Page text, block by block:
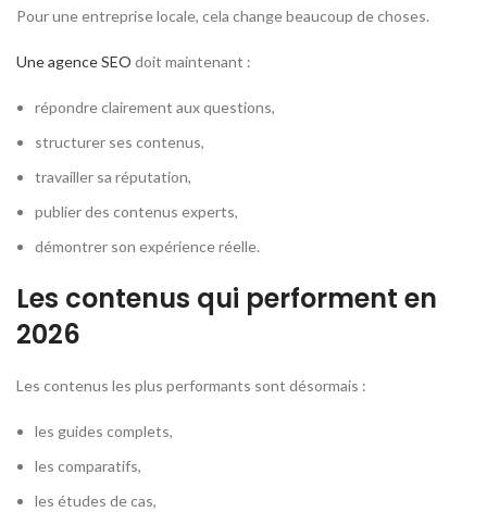
Pour une entreprise locale, cela change beaucoup de choses.
Une agence SEO doit maintenant :
répondre clairement aux questions,
structurer ses contenus,
travailler sa réputation,
publier des contenus experts,
démontrer son expérience réelle.
Les contenus qui performent en
2026
Les contenus les plus performants sont désormais :
les guides complets,
les comparatifs,
les études de cas,